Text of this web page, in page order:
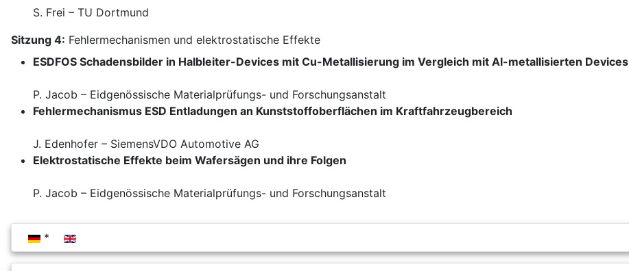
Sprache auswählen
S. Frei – TU Dortmund
Sitzung 4: Fehlermechanismen und elektrostatische Effekte
ESDFOS Schadensbilder in Halbleiter-Devices mit Cu-Metallisierung im Vergleich mit Al-metallisierten Devices
P. Jacob – Eidgenössische Materialprüfungs- und Forschungsanstalt
Fehlermechanismus ESD Entladungen an Kunststoffoberflächen im Kraftfahrzeugbereich
J. Edenhofer – SiemensVDO Automotive AG
Elektrostatische Effekte beim Wafersägen und ihre Folgen
P. Jacob – Eidgenössische Materialprüfungs- und Forschungsanstalt